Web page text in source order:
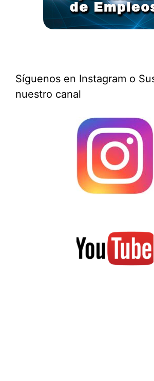
Síguenos en Instagram o
nuestro canal